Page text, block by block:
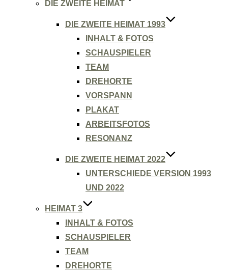
DIE ZWEITE HEIMAT
DIE ZWEITE HEIMAT 1993
INHALT & FOTOS
SCHAUSPIELER
TEAM
DREHORTE
VORSPANN
PLAKAT
ARBEITSFOTOS
RESONANZ
DIE ZWEITE HEIMAT 2022
UNTERSCHIEDE VERSION 1993
UND 2022
HEIMAT 3
INHALT & FOTOS
SCHAUSPIELER
TEAM
DREHORTE